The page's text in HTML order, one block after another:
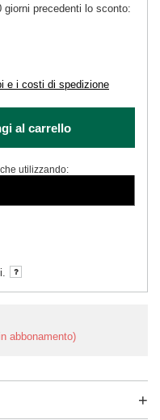
abbonamento)
e i costi di spedizione
giorni precedenti lo sconto:
al carrello
utilizzando: